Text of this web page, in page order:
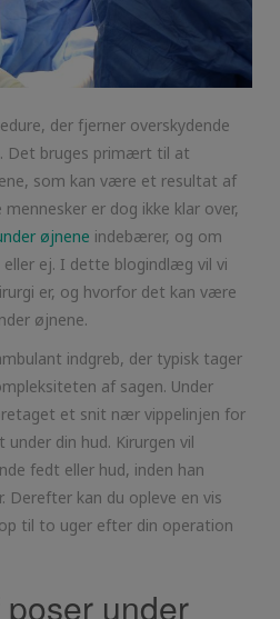
der fjerner overskydende
Det bruges primært til at
som kan være et resultat af
er dog ikke klar over,
øjnene indebærer, og om
ej. I dette blogindlæg vil vi
er, og hvorfor det kan være
øjnene.
indgreb, der typisk tager
af sagen. Under
et snit nær vippelinjen for
din hud. Kirurgen vil
fedt eller hud, inden han
Derefter kan du opleve en vis
til to uger efter din operation
under